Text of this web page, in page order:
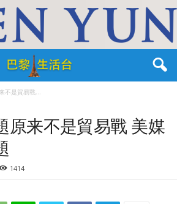
不是貿易戰...
原来不是貿易戰 美媒
1414